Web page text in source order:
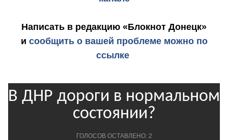
Написать в редакцию «Блокнот Донецк»
и сообщить о вашей проблеме можно по
ссылке